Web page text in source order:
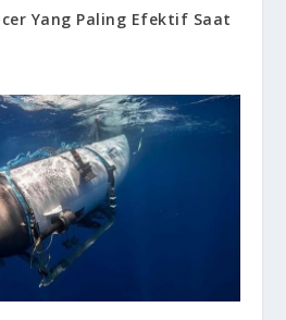
Yang Paling Efektif Saat